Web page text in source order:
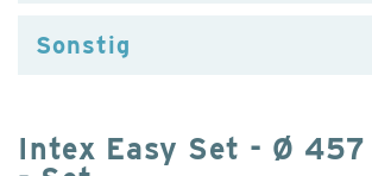
Sonstig
Intex Easy Set - Ø